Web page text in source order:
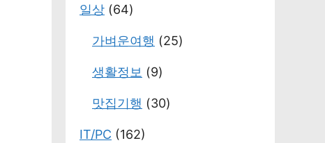
일상 (64)
가벼운여행 (25)
생활정보 (9)
맛집기행 (30)
IT/PC (162)